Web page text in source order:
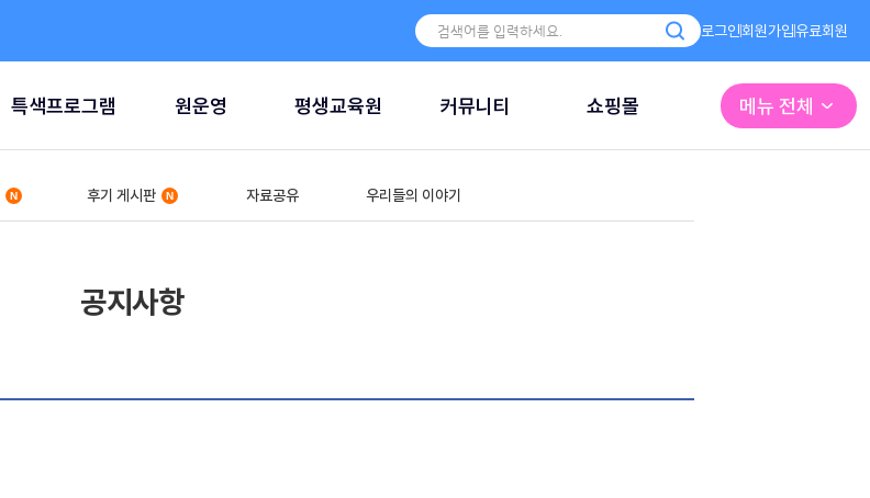
로그인회원가입유료회원
특색프로그램 원운영 평생교육원 커뮤니티 쇼핑몰 메뉴 전체
후기 게시판 자료공유 우리들의 이야기
공지사항